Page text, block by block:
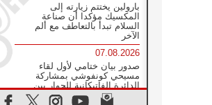
بارولين يختتم زيارته إلى
المكسيك مؤكدا أن صناعة
السلام تبدأ بالتعاطف مع ألم
الآخر
07.08.2026
صدور بيان ختامي لأول لقاء
مسيحي كونفوشي بمشاركة
الدائرة الفاتيكانية للحوار بين